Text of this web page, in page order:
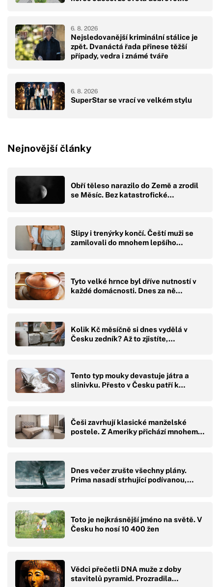
Nejsledovanější kriminální stálice je
zpět. Dvanáctá řada přinese těžší
případy, vedra i známé tváře
6. 8. 2026
SuperStar se vrací ve velkém stylu
6. 8. 2026
Nejnovější články
Obří těleso narazilo do Země a zrodil
se Měsíc. Bez katastrofické…
Slipy i trenýrky končí. Čeští muži se
zamilovali do mnohem lepšího…
Tyto velké hrnce byl dříve nutností v
každé domácnosti. Dnes za ně…
Kolik Kč měsíčně si dnes vydělá v
Česku zedník? Až to zjistíte,…
Tento typ mouky devastuje játra a
slinivku. Přesto v Česku patří k…
Češi zavrhují klasické manželské
postele. Z Ameriky přichází mnohem…
Dnes večer zrušte všechny plány.
Prima nasadí strhující podívanou,…
Toto je nejkrásnější jméno na světě. V
Česku ho nosí 10 400 žen
Vědci přečetli DNA muže z doby
stavitelů pyramid. Prozradila…